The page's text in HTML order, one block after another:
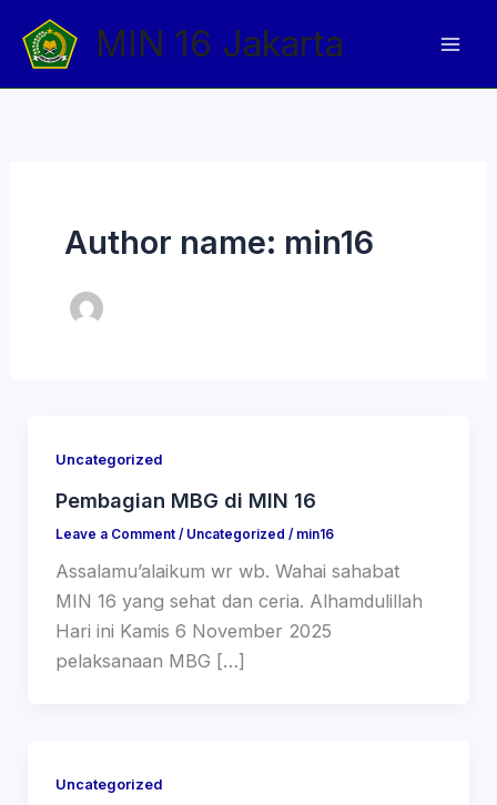
content
MIN 16 Jakarta
Author name: min16
Uncategorized
Pembagian MBG di MIN 16
Leave a Comment / Uncategorized / min16
Assalamu’alaikum wr wb. Wahai sahabat
MIN 16 yang sehat dan ceria. Alhamdulillah
Hari ini Kamis 6 November 2025
pelaksanaan MBG […]
Uncategorized